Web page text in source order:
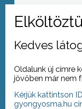
A
vásárolt
Kedves
Oldalunk új címre
jövőben már nem
Kérjük kattintson
gyongyosma.hu